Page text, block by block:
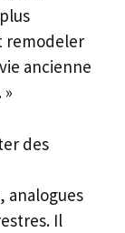
remodeler
ancienne
des
analogues
Il